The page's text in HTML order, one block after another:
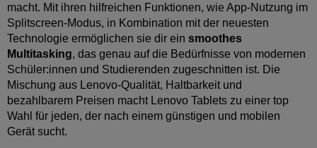
macht. Mit ihren hilfreichen Funktionen, wie App-Nutzung im
Splitscreen-Modus, in Kombination mit der neuesten
Technologie ermöglichen sie dir ein smoothes
Multitasking, das genau auf die Bedürfnisse von modernen
Schüler:innen und Studierenden zugeschnitten ist. Die
Mischung aus Lenovo-Qualität, Haltbarkeit und
bezahlbarem Preisen macht Lenovo Tablets zu einer top
Wahl für jeden, der nach einem günstigen und mobilen
Gerät sucht.